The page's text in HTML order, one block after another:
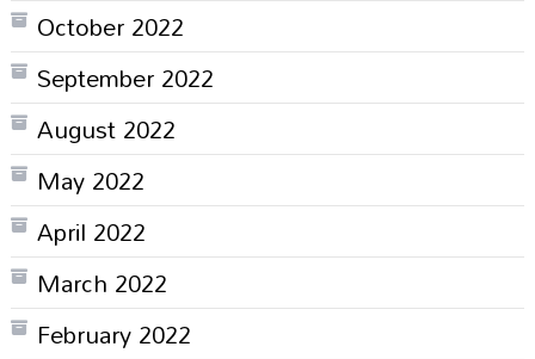
October 2022
September 2022
August 2022
May 2022
April 2022
March 2022
February 2022